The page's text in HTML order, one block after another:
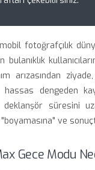
fotoğrafçılık
bulanıklık
arızasından
hassas dengeden
süresini
ve
Gece Modu